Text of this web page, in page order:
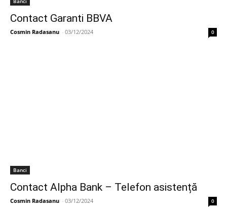
Contact Garanti BBVA
Cosmin Radasanu - 03/12/2024 0
Banci
Contact Alpha Bank – Telefon asistență
Cosmin Radasanu - 03/12/2024 0